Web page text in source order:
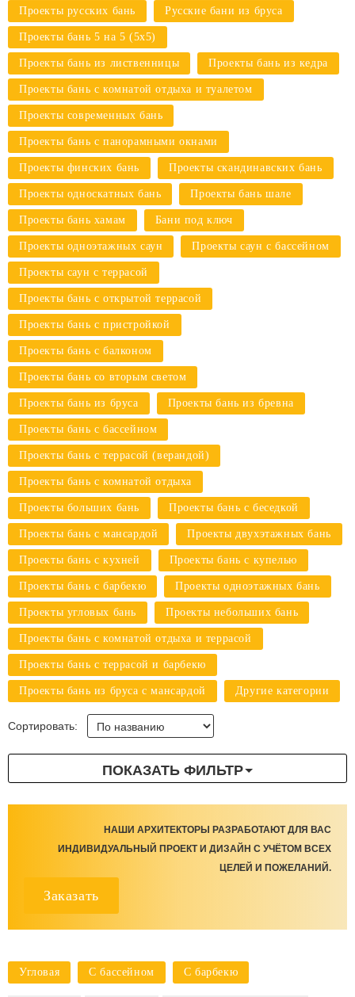
Проекты русских бань Русские бани из бруса
Проекты бань 5 на 5 (5х5)
Проекты бань из лиственницы Проекты бань из кедра
Проекты бань с комнатой отдыха и туалетом
Проекты современных бань
Проекты бань с панорамными окнами
Проекты финских бань Проекты скандинавских бань
Проекты односкатных бань Проекты бань шале
Проекты бань хамам Бани под ключ
Проекты одноэтажных саун Проекты саун с бассейном
Проекты саун с террасой
Проекты бань с открытой террасой
Проекты бань с пристройкой
Проекты бань с балконом
Проекты бань со вторым светом
Проекты бань из бруса Проекты бань из бревна
Проекты бань с бассейном
Проекты бань с террасой (верандой)
Проекты бань с комнатой отдыха
Проекты больших бань Проекты бань с беседкой
Проекты бань с мансардой Проекты двухэтажных бань
Проекты бань с кухней Проекты бань с купелью
Проекты бань с барбекю Проекты одноэтажных бань
Проекты угловых бань Проекты небольших бань
Проекты бань с комнатой отдыха и террасой
Проекты бань с террасой и барбекю
Проекты бань из бруса с мансардой Другие категории
Сортировать:
ПОКАЗАТЬ ФИЛЬТР
НАШИ АРХИТЕКТОРЫ РАЗРАБОТАЮТ ДЛЯ ВАС
ИНДИВИДУАЛЬНЫЙ ПРОЕКТ И ДИЗАЙН С УЧЁТОМ ВСЕХ
ЦЕЛЕЙ И ПОЖЕЛАНИЙ.
Заказать
Угловая С бассейном С барбекю